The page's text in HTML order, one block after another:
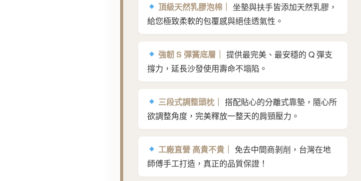
頂級天然乳膠泡棉｜ 坐墊與扶手皆添加天然乳膠，
給您極致柔軟的包覆感與絕佳透氣性。
強韌 S 彈簧底層｜ 提供最完美、最安穩的 Q 彈支
撐力，延長沙發使用壽命不塌陷。
三段式調整頭枕｜ 搭配貼心的分離式靠墊，隨心所
欲調整角度，完美釋放一整天的肩頸壓力。
工廠直營 高貴不貴｜ 免去中間商剝削，台灣在地
師傅手工打造，真正的品質保證！